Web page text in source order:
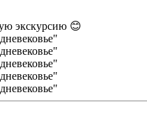
экскурсию 😊